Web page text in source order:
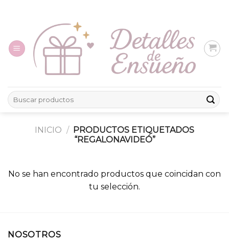
Buscar
por:
INICIO / PRODUCTOS ETIQUETADOS
“REGALONAVIDEÓ”
No se han encontrado productos que coincidan con
tu selección.
NOSOTROS